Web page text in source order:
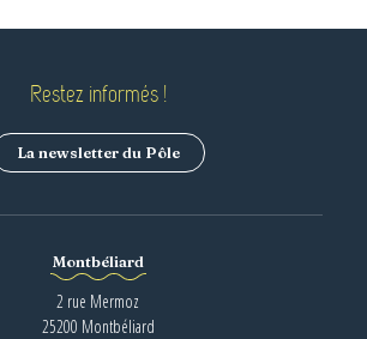
Restez informés !
La newsletter du Pôle
Montbéliard
2 rue Mermoz
25200 Montbéliard